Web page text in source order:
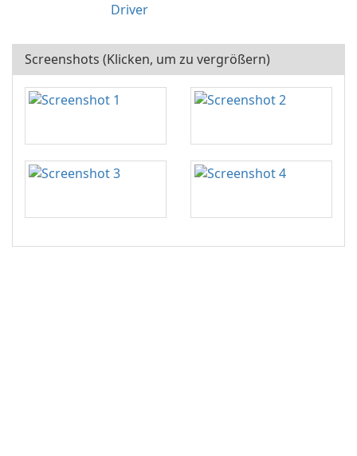
Driver
Screenshots (Klicken, um zu vergrößern)